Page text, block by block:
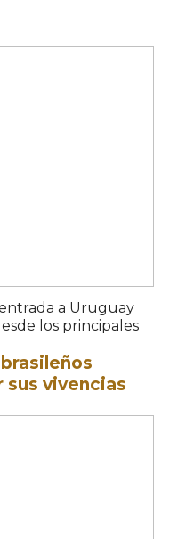
a Uruguay
los principales
sus vivencias